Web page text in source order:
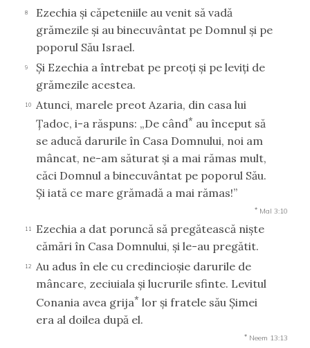
8
Ezechia şi căpeteniile au venit să vadă
grămezile şi au binecuvântat pe Domnul şi pe
poporul Său Israel.
9
Şi Ezechia a întrebat pe preoţi şi pe leviţi de
grămezile acestea.
10
Atunci, marele preot Azaria, din casa lui
Ţadoc, i-a răspuns: „De când* au început să
se aducă darurile în Casa Domnului, noi am
mâncat, ne-am săturat şi a mai rămas mult,
căci Domnul a binecuvântat pe poporul Său.
Şi iată ce mare grămadă a mai rămas!”
* Mal 3:10
11
Ezechia a dat poruncă să pregătească nişte
cămări în Casa Domnului, şi le-au pregătit.
12
Au adus în ele cu credincioşie darurile de
mâncare, zeciuiala şi lucrurile sfinte. Levitul
Conania avea grija* lor şi fratele său Şimei
era al doilea după el.
* Neem 13:13